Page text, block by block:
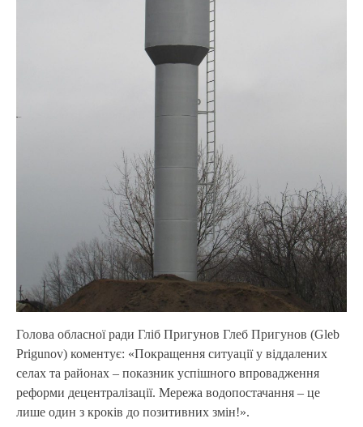
Голова обласної ради Гліб Пригунов Глеб Пригунов (Gleb
Prigunov) коментує: «Покращення ситуації у віддалених
селах та районах – показник успішного впровадження
реформи децентралізації. Мережа водопостачання – це
лише один з кроків до позитивних змін!».